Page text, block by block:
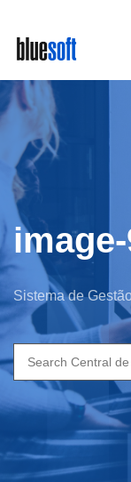
main
content
Sistema de
Search
for: